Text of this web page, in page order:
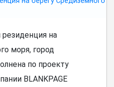
на
моря, город
по проекту
BLANKPAGE